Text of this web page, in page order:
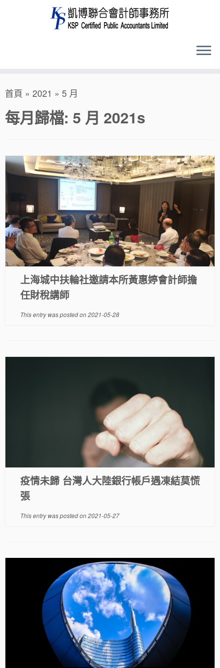
to
content
首頁 » 2021 » 5 月
每月歸檔: 5 月 2021s
上海城中扶輪社邀請本所黃惠婷會計師擔
任財稅講師
This entry was posted on2021-05-28
疫情未歸 台灣人大陸銀行帳戶遇凍結莫慌
張
This entry was posted on2021-05-27